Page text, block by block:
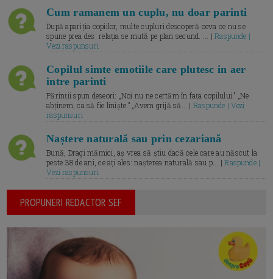
Cum ramanem un cuplu, nu doar parinti
După apariția copiilor, multe cupluri descoperă ceva ce nu se
spune prea des: relația se mută pe plan secund. ... |Raspunde |
Vezi raspunsuri
Copilul simte emotiile care plutesc in aer
intre parinti
Părinții spun deseori: „Noi nu ne certăm în fața copilului.” „Ne
abținem, ca să fie liniște.” „Avem grijă să... | Raspunde | Vezi
raspunsuri
Naștere naturală sau prin cezariană
Bună, Dragi mămici, aș vrea să știu dacă cele care au născut la
peste 38 de ani, ce ați ales: nașterea naturală sau p... |Raspunde |
Vezi raspunsuri
PROPUNERI REDACTOR SEF